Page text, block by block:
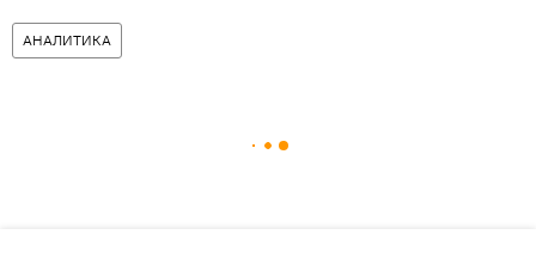
АНАЛИТИКА